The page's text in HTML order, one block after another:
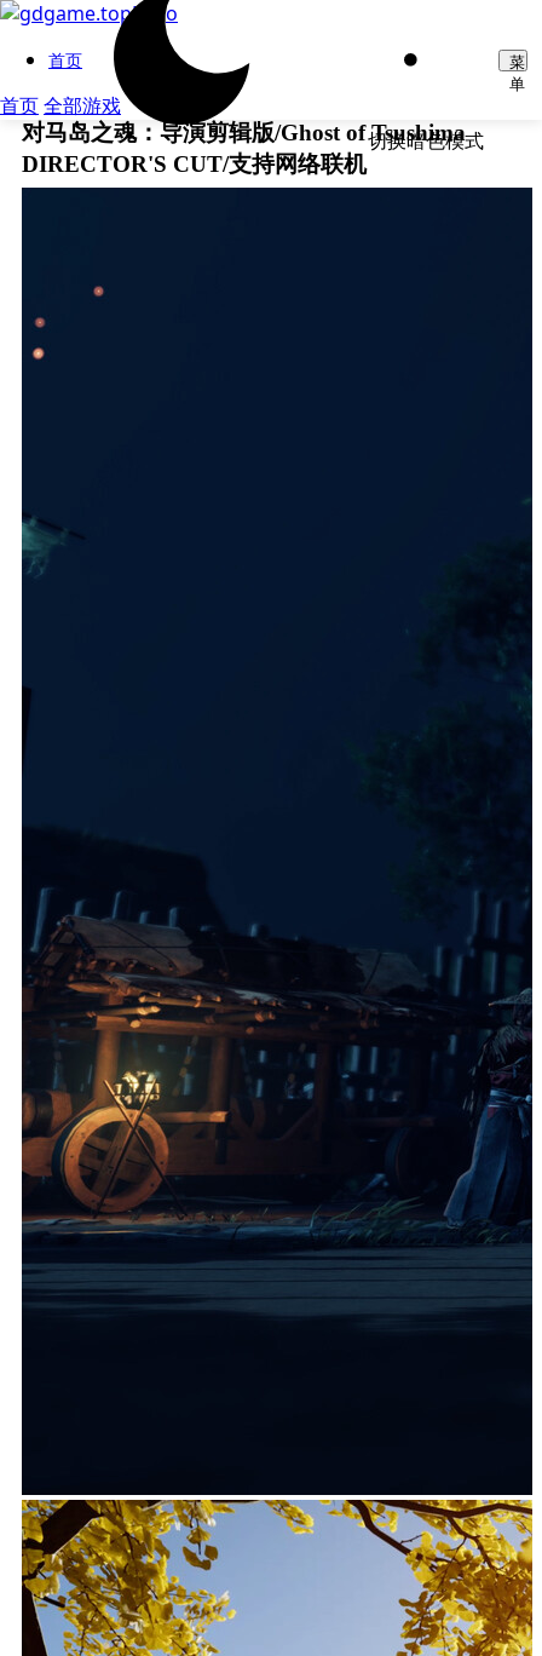
首页
首页全部游戏
切换暗色模式
菜
单
对马岛之魂：导演剪辑版/Ghost of Tsushima
DIRECTOR'S CUT/支持网络联机